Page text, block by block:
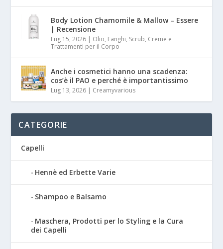
Body Lotion Chamomile & Mallow – Essere
| Recensione
Lug 15, 2026 | Olio, Fanghi, Scrub, Creme e
Trattamenti per il Corpo
Anche i cosmetici hanno una scadenza:
cos’è il PAO e perché è importantissimo
Lug 13, 2026 | Creamyvarious
CATEGORIE
Capelli
Hennè ed Erbette Varie
Shampoo e Balsamo
Maschera, Prodotti per lo Styling e la Cura
dei Capelli